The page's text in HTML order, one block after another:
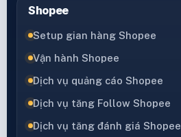
Shopee
Setup gian hàng Shopee
Vận hành Shopee
Dịch vụ quảng cáo Shopee
Dịch vụ tăng Follow Shopee
Dịch vụ tăng đánh giá Shopee